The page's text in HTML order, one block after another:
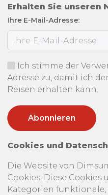
Erhalten Sie unseren
Ihre E-Mail-Adresse:
Ich stimme der
Adresse zu, damit ich
Reisen erhalten kann.
Cookies und
Die Website von
Cookies. Diese
Kategorien funktionale,